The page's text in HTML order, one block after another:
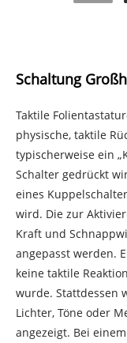
Schaltung
Taktile
physische, taktile
typischerweise ein
Schalter gedrückt
eines
wird. Die zur
Kraft und
angepasst werden.
keine taktile
wurde. Stattdessen
Lichter, Töne oder
angezeigt. Bei